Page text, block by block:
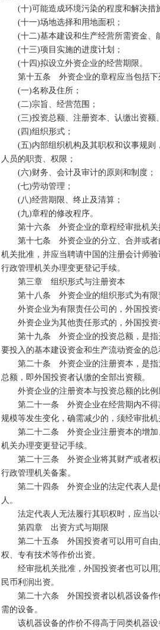
(十)可能造成环境污染的程度和解决措
(十一)场地选择和用地面积；
(十二)基本建设和生产经营所需资金、
(十三)项目实施的进度计划；
(十四)拟设立外资企业的经营期限。
第十五条 外资企业的章程应当包括下
(一)名称及住所；
(二)宗旨、经营范围；
(三)投资总额、注册资本、认缴出资额
(四)组织形式；
(五)内部组织机构及其职权和议事规则
人员的职责、权限；
(六)财务、会计及审计的原则和制度；
(七)劳动管理；
(八)经营期限、终止及清算；
(九)章程的修改程序。
第十六条 外资企业的章程经审批机关
第十七条 外资企业的分立、合并或者
机关批准，并应当聘请中国的注册会计师
行政管理机关办理变更登记手续。
第三章 组织形式与注册资本
第十八条 外资企业的组织形式为有限
外资企业为有限责任公司的，外国投资
外资企业为其他责任形式的，外国投资
第十九条 外资企业的投资总额，是指
要投入的基本建设资金和生产流动资金的总
第二十条 外资企业的注册资本，是指
总额，即外国投资者认缴的全部出资额。
外资企业的注册资本与投资总额的比例
第二十一条 外资企业在经营期内不得
规模等发生变化，确需减少的，须经审批机
第二十二条 外资企业注册资本的增加
机关办理变更登记手续。
第二十三条 外资企业将其财产或者权
行政管理机关备案。
第二十四条 外资企业的法定代表人是
人。
法定代表人无法履行其职权时，应当以
第四章 出资方式与期限
第二十五条 外国投资者可以用可自由
权、专有技术等作价出资。
经审批机关批准，外国投资者也可以用
民币利润出资。
第二十六条 外国投资者以机器设备作
需的设备。
该机器设备的作价不得高于同类机器设